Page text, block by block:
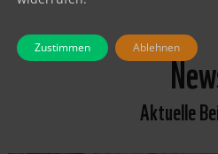
Aktuelle
Zustimmen Ablehnen